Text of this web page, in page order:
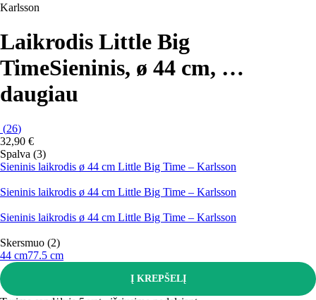
Karlsson
Laikrodis Little Big
TimeSieninis, ø 44 cm, …
daugiau
(26)
32,90 €
Spalva (3)
Sieninis laikrodis ø 44 cm Little Big Time – Karlsson
Sieninis laikrodis ø 44 cm Little Big Time – Karlsson
Sieninis laikrodis ø 44 cm Little Big Time – Karlsson
Skersmuo (2)
44 cm77.5 cm
Į KREPŠELĮ